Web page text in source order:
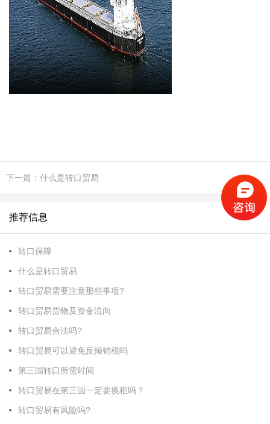
下一篇：什么是转口贸易
推荐信息
转口保障
什么是转口贸易
转口贸易需要注意那些事项?
转口贸易货物及资金流向
转口贸易合法吗?
转口贸易可以避免反倾销税吗
第三国转口所需时间
转口贸易在第三国一定要换柜吗？
转口贸易有风险吗?